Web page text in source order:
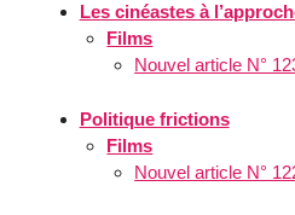
Les cinéastes à
Films
Nouvel article N°
Politique frictions
Films
Nouvel article N°